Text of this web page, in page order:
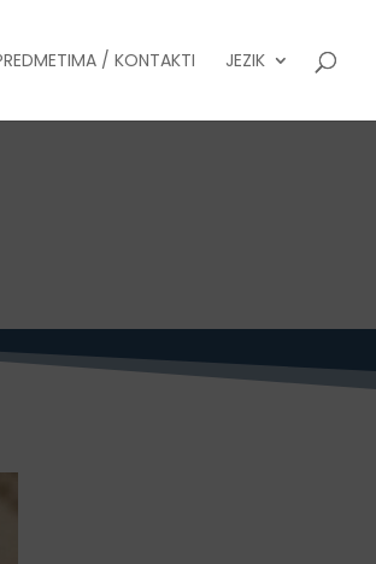
/ KONTAKTI JEZIK